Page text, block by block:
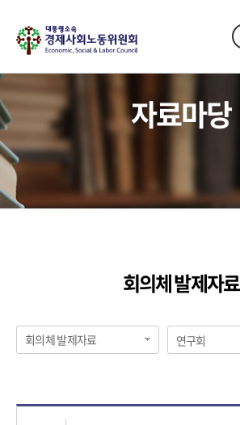
자료마당
회의체 발제자료
회의체 발제자료 연구회